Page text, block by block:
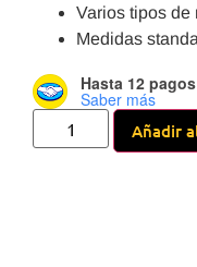
Varios tipos de
Medidas
Hasta 12
Saber más
Añadir